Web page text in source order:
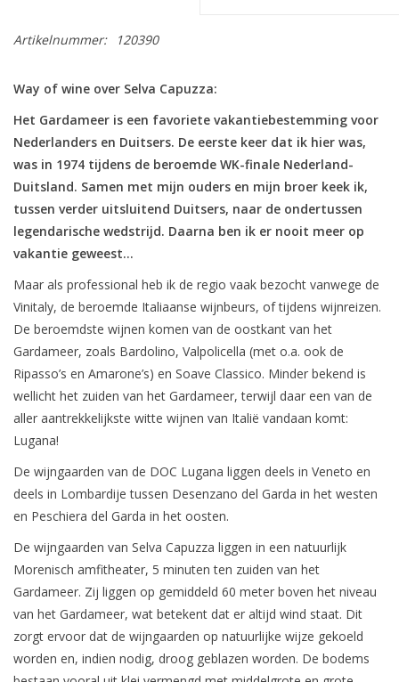
Artikelnummer: 120390
Way of wine over Selva Capuzza:
Het Gardameer is een favoriete vakantiebestemming voor
Nederlanders en Duitsers. De eerste keer dat ik hier was,
was in 1974 tijdens de beroemde WK-finale Nederland-
Duitsland. Samen met mijn ouders en mijn broer keek ik,
tussen verder uitsluitend Duitsers, naar de ondertussen
legendarische wedstrijd. Daarna ben ik er nooit meer op
vakantie geweest…
Maar als professional heb ik de regio vaak bezocht vanwege de
Vinitaly, de beroemde Italiaanse wijnbeurs, of tijdens wijnreizen.
De beroemdste wijnen komen van de oostkant van het
Gardameer, zoals Bardolino, Valpolicella (met o.a. ook de
Ripasso’s en Amarone’s) en Soave Classico. Minder bekend is
wellicht het zuiden van het Gardameer, terwijl daar een van de
aller aantrekkelijkste witte wijnen van Italië vandaan komt:
Lugana!
De wijngaarden van de DOC Lugana liggen deels in Veneto en
deels in Lombardije tussen Desenzano del Garda in het westen
en Peschiera del Garda in het oosten.
De wijngaarden van Selva Capuzza liggen in een natuurlijk
Morenisch amfitheater, 5 minuten ten zuiden van het
Gardameer. Zij liggen op gemiddeld 60 meter boven het niveau
van het Gardameer, wat betekent dat er altijd wind staat. Dit
zorgt ervoor dat de wijngaarden op natuurlijke wijze gekoeld
worden en, indien nodig, droog geblazen worden. De bodems